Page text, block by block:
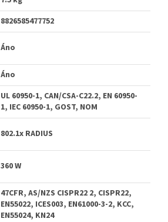
8826585477752
Áno
Áno
UL 60950-1, CAN/CSA-C22.2, EN 60950-
1, IEC 60950-1, GOST, NOM
802.1x RADIUS
360 W
47CFR, AS/NZS CISPR22 2, CISPR22,
EN55022, ICES003, EN61000-3-2, KCC,
EN55024, KN24